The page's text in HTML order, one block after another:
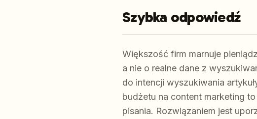
Szybka odpowiedź
Większość firm marnuje
a nie o realne dane z
do intencji wyszukiwania
budżetu na content marketing
pisania. Rozwiązaniem jest